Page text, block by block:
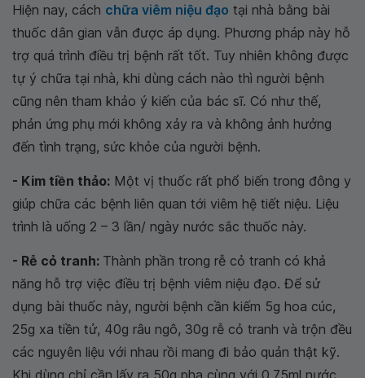
Hiện nay, cách chữa viêm niệu đạo tại nhà bằng bài
thuốc dân gian vẫn được áp dụng. Phương pháp này hỗ
trợ quá trình điều trị bệnh rất tốt. Tuy nhiên không được
tự ý chữa tại nhà, khi dùng cách nào thì người bệnh
cũng nên tham khảo ý kiến của bác sĩ. Có như thế,
phản ứng phụ mới không xảy ra và không ảnh hưởng
đến tình trạng, sức khỏe của người bệnh.
- Kim tiền thảo: Một vị thuốc rất phổ biến trong đông y
giúp chữa các bệnh liên quan tới viêm hệ tiết niệu. Liệu
trình là uống 2 – 3 lần/ ngày nước sắc thuốc này.
- Rễ cỏ tranh: Thành phần trong rễ cỏ tranh có khả
năng hỗ trợ việc điều trị bệnh viêm niệu đạo. Để sử
dụng bài thuốc này, người bệnh cần kiếm 5g hoa cúc,
25g xa tiền tử, 40g râu ngô, 30g rễ cỏ tranh và trộn đều
các nguyên liệu với nhau rồi mang đi bảo quản thật kỹ.
Khi dùng chỉ cần lấy ra 50g pha cùng với 0,75ml nước